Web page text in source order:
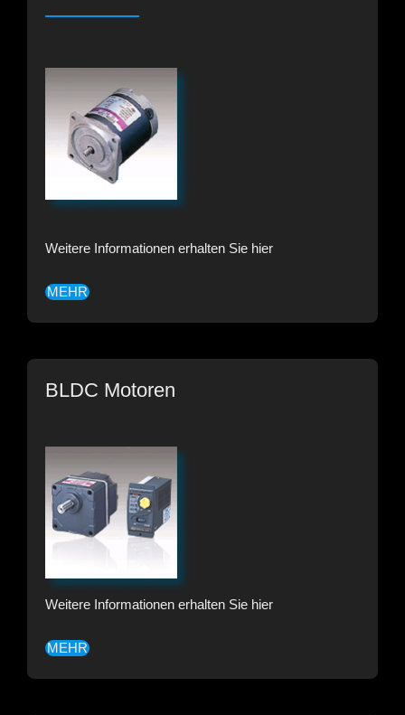
Weitere Informationen erhalten Sie hier
MEHR
BLDC Motoren
Weitere Informationen erhalten Sie hier
MEHR